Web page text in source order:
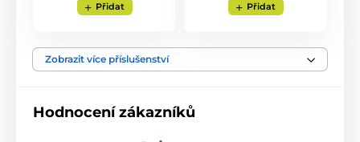
Přidat Přidat
Zobrazit více příslušenství
Hodnocení zákazníků